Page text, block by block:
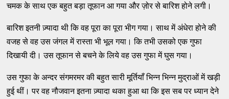
चमक के साथ एक बहुत बड़ा तूफान आ गया और ज़ोर से बारिश होने लगी।
बारिश इतनी ज़्यादा थी कि वह पूरा का पूरा भीग गया। साथ में अंधेरा होने की
वजह से वह उस जंगल में रास्ता भी भूल गया। कि तभी उसको एक गुफा
दिखायी दी। उस तूफान से बचने के लिये वह उस गुफा में घुस गया।
उस गुफा के अन्दर संगमरमर की बहुत सारी मूर्तियाँ भिन्न भिन्न मुद्राओं में खड़ी
हुई थीं। पर वह नौजवान इतना ज़्यादा थका हुआ था कि इस सब पर ध्यान देने